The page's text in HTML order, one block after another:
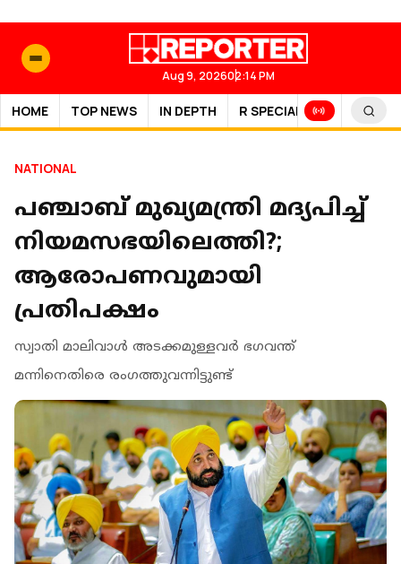
Aug 9, 202602:14 PM
HOME TOP NEWS IN DEPTH R SPECIAL SPORTS
NATIONAL
പഞ്ചാബ് മുഖ്യമന്ത്രി മദ്യപിച്ച്
നിയമസഭയിലെത്തി?;
ആരോപണവുമായി
പ്രതിപക്ഷം
സ്വാതി മാലിവാൾ അടക്കമുള്ളവർ ഭഗവന്ത്
മന്നിനെതിരെ രംഗത്തുവന്നിട്ടുണ്ട്